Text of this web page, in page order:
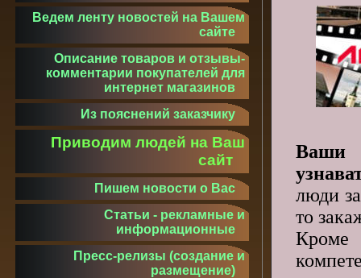
Ваши
люди
то
Кроме
Ведем ленту новостей на Вашем
сайте
Описание товаров и отзывы-
комментарии покупателей для
интернет магазинов
Из пояснений заказчику
Приводим людей на Ваш
сайт
Пишем новости о Вас
Статьи - рекламные и
информационные
Пресс-релизы (создание и
размещение)